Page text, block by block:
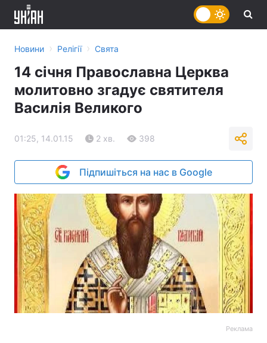
Новини › Релігії › Свята
14 січня Православна Церква
молитовно згадує святителя
Василія Великого
01:25, 14.01.15 2 хв. 398
Підпишіться на нас в Google
Реклама